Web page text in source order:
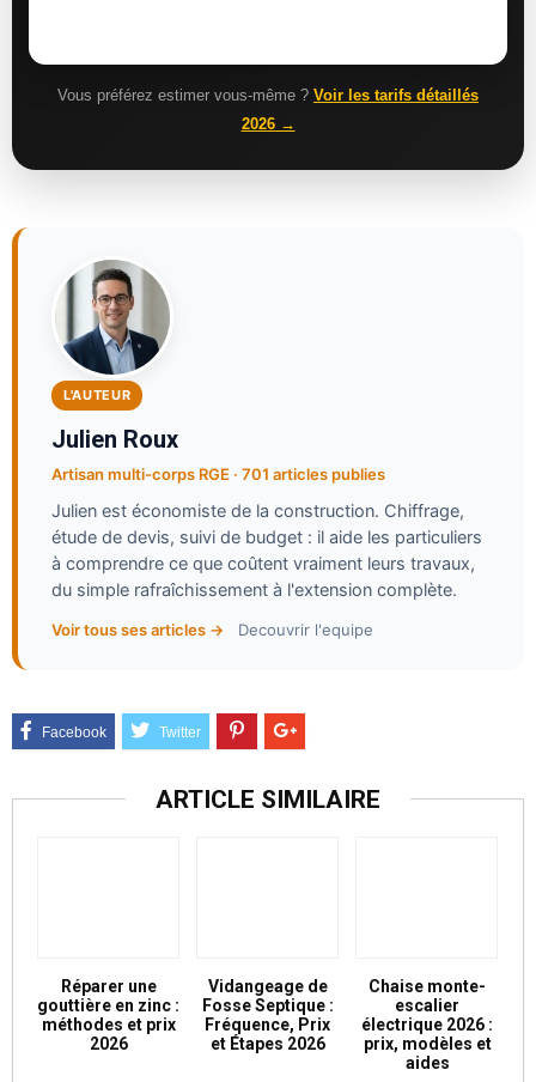
Vous préférez estimer vous-même ? Voir les tarifs détaillés
2026 →
L'AUTEUR
Julien Roux
Artisan multi-corps RGE · 701 articles publies
Julien est économiste de la construction. Chiffrage,
étude de devis, suivi de budget : il aide les particuliers
à comprendre ce que coûtent vraiment leurs travaux,
du simple rafraîchissement à l'extension complète.
Voir tous ses articles → Decouvrir l'equipe
ARTICLE SIMILAIRE
Réparer une
gouttière en zinc :
méthodes et prix
2026
Vidangeage de
Fosse Septique :
Fréquence, Prix
et Étapes 2026
Chaise monte-
escalier
électrique 2026 :
prix, modèles et
aides